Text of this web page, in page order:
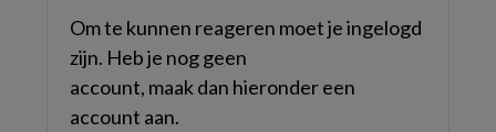
Om te kunnen reageren moet je ingelogd
zijn. Heb je nog geen
account, maak dan hieronder een
account aan.